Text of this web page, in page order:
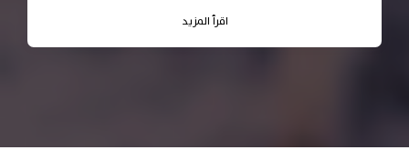
اقرأ المزيد